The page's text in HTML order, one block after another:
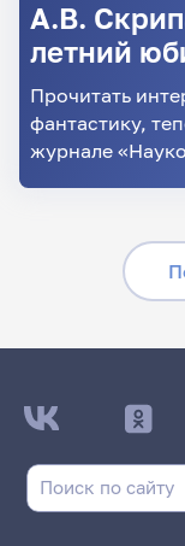
А.В.
летний
Прочитать интервью «Раньше с
фантастику,
журнале
Поиск по